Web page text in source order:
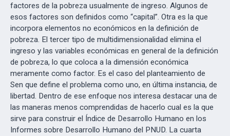
factores de la pobreza usualmente de ingreso. Algunos de
esos factores son definidos como “capital”. Otra es la que
incorpora elementos no económicos en la definición de
pobreza. El tercer tipo de multidimensionalidad elimina el
ingreso y las variables económicas en general de la definición
de pobreza, lo que coloca a la dimensión económica
meramente como factor. Es el caso del planteamiento de
Sen que define el problema como uno, en última instancia, de
libertad. Dentro de ese enfoque nos interesa destacar una de
las maneras menos comprendidas de hacerlo cual es la que
sirve para construir el Índice de Desarrollo Humano en los
Informes sobre Desarrollo Humano del PNUD. La cuarta